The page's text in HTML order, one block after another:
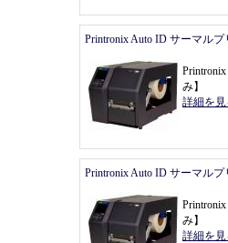
Printronix Auto ID サーマルプ
み】
詳細を
Printronix Auto ID サーマルプ
み】
詳細を